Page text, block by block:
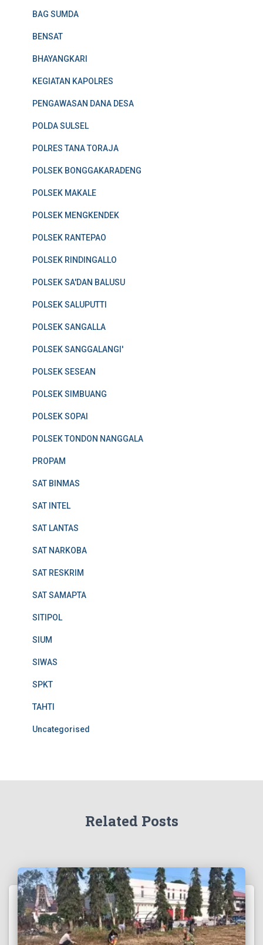
BAG SUMDA
BENSAT
BHAYANGKARI
KEGIATAN KAPOLRES
PENGAWASAN DANA DESA
POLDA SULSEL
POLRES TANA TORAJA
POLSEK BONGGAKARADENG
POLSEK MAKALE
POLSEK MENGKENDEK
POLSEK RANTEPAO
POLSEK RINDINGALLO
POLSEK SA'DAN BALUSU
POLSEK SALUPUTTI
POLSEK SANGALLA
POLSEK SANGGALANGI'
POLSEK SESEAN
POLSEK SIMBUANG
POLSEK SOPAI
POLSEK TONDON NANGGALA
PROPAM
SAT BINMAS
SAT INTEL
SAT LANTAS
SAT NARKOBA
SAT RESKRIM
SAT SAMAPTA
SITIPOL
SIUM
SIWAS
SPKT
TAHTI
Uncategorised
Related Posts